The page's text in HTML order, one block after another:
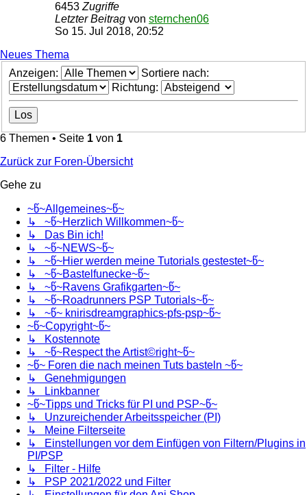
6453 Zugriffe
Letzter Beitrag von sternchen06
So 15. Jul 2018, 20:52
Neues Thema
Anzeigen:
Sortiere nach:
Richtung:
6 Themen • Seite 1 von 1
Zurück zur Foren-Übersicht
Gehe zu
~წ~Allgemeines~წ~
↳ ~წ~Herzlich Willkommen~წ~
↳ Das Bin ich!
↳ ~წ~NEWS~წ~
↳ ~წ~Hier werden meine Tutorials gestestet~წ~
↳ ~წ~Bastelfunecke~წ~
↳ ~წ~Ravens Grafikgarten~წ~
↳ ~წ~Roadrunners PSP Tutorials~წ~
↳ ~წ~ knirisdreamgraphics-pfs-psp~წ~
~წ~Copyright~წ~
↳ Kostennote
↳ ~წ~Respect the Artist©right~წ~
~წ~ Foren die nach meinen Tuts basteln ~წ~
↳ Genehmigungen
↳ Linkbanner
~წ~Tipps und Tricks für PI und PSP~წ~
↳ Unzureichender Arbeitsspeicher (PI)
↳ Meine Filterseite
↳ Einstellungen vor dem Einfügen von Filtern/Plugins in
PI/PSP
↳ Filter - Hilfe
↳ PSP 2021/2022 und Filter